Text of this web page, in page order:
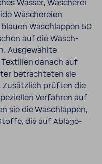
Wasser, Wäscherei
Wäsche­reien
Wasch­lappen 50
auf die Wasch­
Ausge­wählte
danach auf
betrach­teten sie
Zusätz­lich prüften die
Verfahren auf
sie die Wasch­lappen,
die auf Abla­ge­